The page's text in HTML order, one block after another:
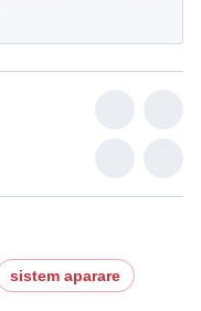
sistem aparare